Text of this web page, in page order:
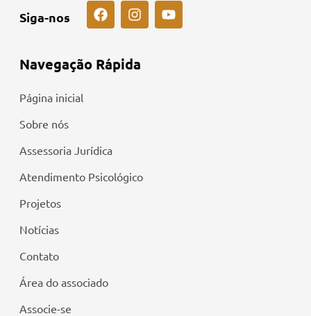
Siga-nos
Navegação Rápida
Página inicial
Sobre nós
Assessoria Jurídica
Atendimento Psicológico
Projetos
Notícias
Contato
Área do associado
Associe-se